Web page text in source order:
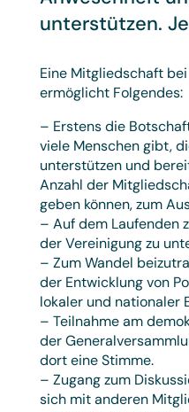
unterstützen.
Eine Mitgliedschaft
ermöglicht Folgendes:
– Erstens die
viele Menschen gibt,
unterstützen und
Anzahl der
geben können, zum
– Auf dem Laufenden
der Vereinigung zu
– Zum Wandel
der Entwicklung von
lokaler und nationaler
– Teilnahme am
der
dort eine Stimme.
– Zugang zum
sich mit anderen